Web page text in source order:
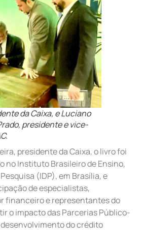
da Caixa, e Luciano
presidente e vice-
presidente da Caixa, o livro foi
no Instituto Brasileiro de Ensino,
(IDP), em Brasília, e
de especialistas,
financeiro e representantes do
o impacto das Parcerias Público-
do crédito